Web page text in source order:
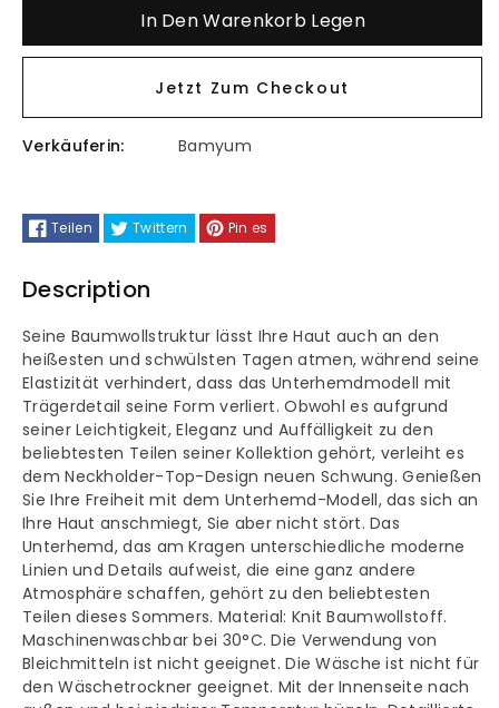
Menge
für
Bustier,
Top,
Gestrickter
Sport-
BH,
Dehnbares
Strick-
Unterhemd
mit
Neckholder
die
Menge
für
Schwarze
Bustier,
Top,
Gestrickter
Sport-
BH,
Dehnbares
Strick-
Unterhemd
mit
Neckholder
In Den Warenkorb Legen
Jetzt Zum Checkout
Verkäuferin: Bamyum
Teilen Twittern Pin es
Description
Seine Baumwollstruktur lässt Ihre Haut auch an den
heißesten und schwülsten Tagen atmen, während seine
Elastizität verhindert, dass das Unterhemdmodell mit
Trägerdetail seine Form verliert. Obwohl es aufgrund
seiner Leichtigkeit, Eleganz und Auffälligkeit zu den
beliebtesten Teilen seiner Kollektion gehört, verleiht es
dem Neckholder-Top-Design neuen Schwung. Genießen
Sie Ihre Freiheit mit dem Unterhemd-Modell, das sich an
Ihre Haut anschmiegt, Sie aber nicht stört. Das
Unterhemd, das am Kragen unterschiedliche moderne
Linien und Details aufweist, die eine ganz andere
Atmosphäre schaffen, gehört zu den beliebtesten
Teilen dieses Sommers. Material: Knit Baumwollstoff.
Maschinenwaschbar bei 30°C. Die Verwendung von
Bleichmitteln ist nicht geeignet. Die Wäsche ist nicht für
den Wäschetrockner geeignet. Mit der Innenseite nach